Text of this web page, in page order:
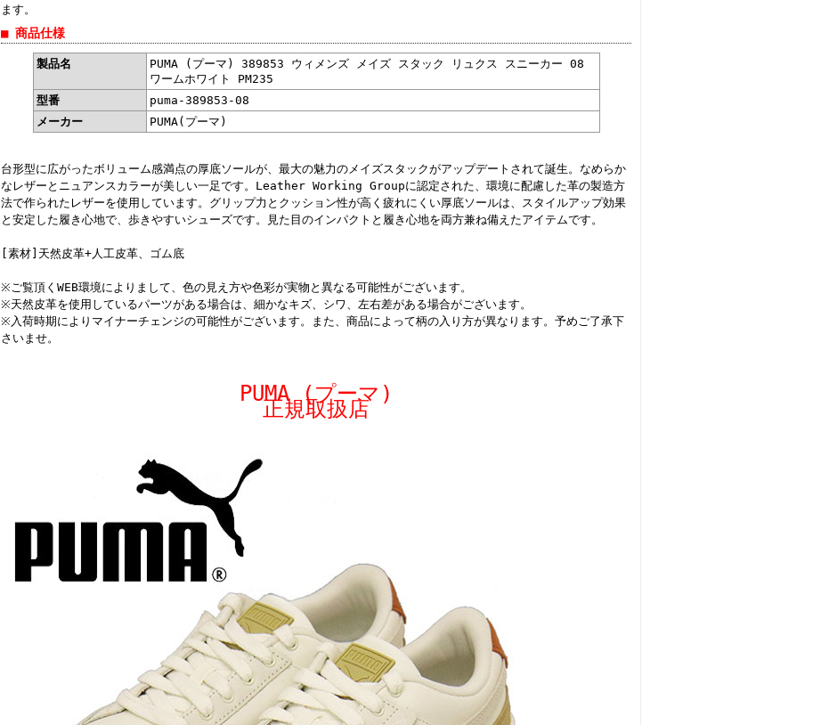
ます。
■ 商品仕様
製品名
PUMA (プーマ) 389853 ウィメンズ メイズ スタック リュクス スニーカー 08
ワームホワイト PM235
型番
puma-389853-08
メーカー
PUMA(プーマ)
台形型に広がったボリューム感満点の厚底ソールが、最大の魅力のメイズスタックがアップデートされて誕生。なめらか
なレザーとニュアンスカラーが美しい一足です。Leather Working Groupに認定された、環境に配慮した革の製造方
法で作られたレザーを使用しています。グリップ力とクッション性が高く疲れにくい厚底ソールは、スタイルアップ効果
と安定した履き心地で、歩きやすいシューズです。見た目のインパクトと履き心地を両方兼ね備えたアイテムです。
[素材]天然皮革+人工皮革、ゴム底
※ご覧頂くWEB環境によりまして、色の見え方や色彩が実物と異なる可能性がございます。
※天然皮革を使用しているパーツがある場合は、細かなキズ、シワ、左右差がある場合がございます。
※入荷時期によりマイナーチェンジの可能性がございます。また、商品によって柄の入り方が異なります。予めご了承下
さいませ。
PUMA (プーマ)
正規取扱店